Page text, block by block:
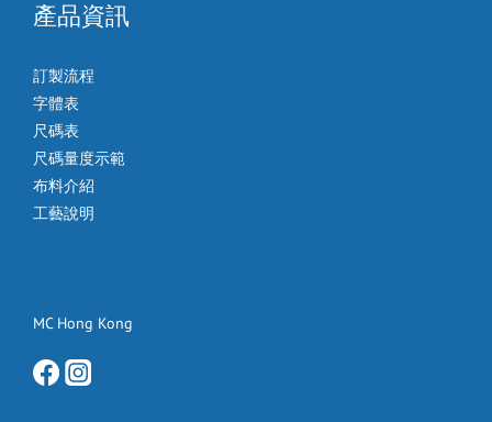
產品資訊
訂製流程
字體表
尺碼表
尺碼量度示範
布料介紹
工藝說明
MC Hong Kong